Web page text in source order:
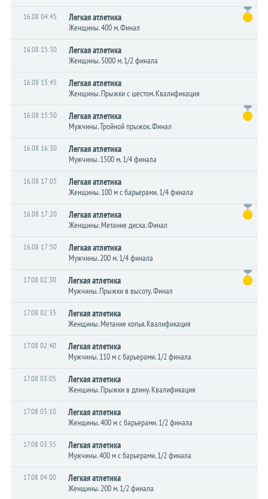
16.08 04:45 Легкая атлетика
Женщины. 400 м. Финал
16.08 15:30 Легкая атлетика
Женщины. 5000 м. 1/2 финала
16.08 15:45 Легкая атлетика
Женщины. Прыжки с шестом. Квалификация
16.08 15:50 Легкая атлетика
Мужчины. Тройной прыжок. Финал
16.08 16:30 Легкая атлетика
Мужчины. 1500 м. 1/4 финала
16.08 17:05 Легкая атлетика
Женщины. 100 м с барьерами. 1/4 финала
16.08 17:20 Легкая атлетика
Женщины. Метание диска. Финал
16.08 17:50 Легкая атлетика
Мужчины. 200 м. 1/4 финала
17.08 02:30 Легкая атлетика
Мужчины. Прыжки в высоту. Финал
17.08 02:35 Легкая атлетика
Женщины. Метание копья. Квалификация
17.08 02:40 Легкая атлетика
Мужчины. 110 м с барьерами. 1/2 финала
17.08 03:05 Легкая атлетика
Женщины. Прыжки в длину. Квалификация
17.08 03:10 Легкая атлетика
Женщины. 400 м с барьерами. 1/2 финала
17.08 03:35 Легкая атлетика
Мужчины. 400 м с барьерами. 1/2 финала
17.08 04:00 Легкая атлетика
Женщины. 200 м. 1/2 финала